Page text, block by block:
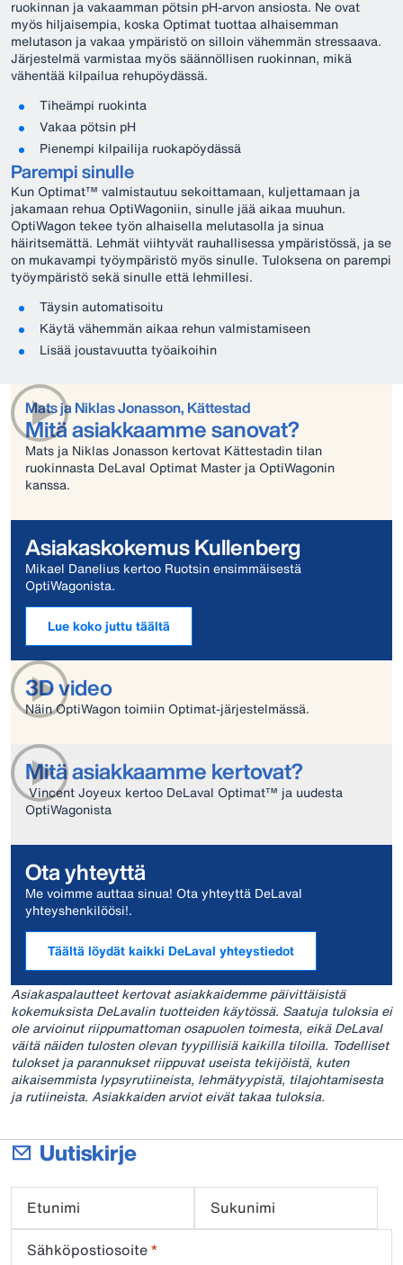
ruokinnan ja vakaamman pötsin pH-arvon ansiosta. Ne ovat
myös hiljaisempia, koska Optimat tuottaa alhaisemman
melutason ja vakaa ympäristö on silloin vähemmän stressaava.
Järjestelmä varmistaa myös säännöllisen ruokinnan, mikä
vähentää kilpailua rehupöydässä.
Tiheämpi ruokinta
Vakaa pötsin pH
Pienempi kilpailija ruokapöydässä
Parempi sinulle
Kun Optimat™ valmistautuu sekoittamaan, kuljettamaan ja
jakamaan rehua OptiWagoniin, sinulle jää aikaa muuhun.
OptiWagon tekee työn alhaisella melutasolla ja sinua
häiritsemättä. Lehmät viihtyvät rauhallisessa ympäristössä, ja se
on mukavampi työympäristö myös sinulle. Tuloksena on parempi
työympäristö sekä sinulle että lehmillesi.
Täysin automatisoitu
Käytä vähemmän aikaa rehun valmistamiseen
Lisää joustavuutta työaikoihin
Mats ja Niklas Jonasson, Kättestad
Mitä asiakkaamme sanovat?
Mats ja Niklas Jonasson kertovat Kättestadin tilan
ruokinnasta DeLaval Optimat Master ja OptiWagonin
kanssa.
Asiakaskokemus Kullenberg
Mikael Danelius kertoo Ruotsin ensimmäisestä
OptiWagonista.
Lue koko juttu täältä
3D video
Näin OptiWagon toimiin Optimat-järjestelmässä.
Mitä asiakkaamme kertovat?
Vincent Joyeux kertoo DeLaval Optimat™ ja uudesta
OptiWagonista
Ota yhteyttä
Me voimme auttaa sinua! Ota yhteyttä DeLaval
yhteyshenkilöösi!.
Täältä löydät kaikki DeLaval yhteystiedot
Asiakaspalautteet kertovat asiakkaidemme päivittäisistä
kokemuksista DeLavalin tuotteiden käytössä. Saatuja tuloksia ei
ole arvioinut riippumattoman osapuolen toimesta, eikä DeLaval
väitä näiden tulosten olevan tyypillisiä kaikilla tiloilla. Todelliset
tulokset ja parannukset riippuvat useista tekijöistä, kuten
aikaisemmista lypsyrutiineista, lehmätyypistä, tilajohtamisesta
ja rutiineista. Asiakkaiden arviot eivät takaa tuloksia.
Uutiskirje
Etunimi
Sukunimi
Sähköpostiosoite*